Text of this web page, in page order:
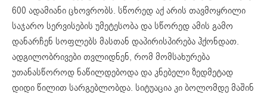
600 ადამიანი ცხოვრობს. სწორედ აქ არის თავმოყრილი
საჯარო სერვისების უმეტესობა და სწორედ ამის გამო
დანარჩენ სოფლებს მასთან დაპირისპირება ჰქონდათ.
ადგილობრივები თვლიდნენ, რომ მომსახურება
უთანასწოროდ ნაწილდებოდა და კნებელი ზედმეტად
დიდი წილით სარგებლობდა. სიტუაცია კი ბოლომდე მაშინ